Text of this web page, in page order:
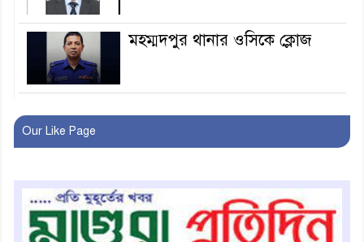
মহম্মদপুর থানার ওসিকে ক্লোজ
কোলে
শ্রীপুরে শ্লীলতাহানির অভিযোগে
বিক্ষোভ-সিসি ক্যামেরা ফুটেজ
যাচাইয়ের দাবি অভিযুক্ত শিক্ষকের
Our Like Page